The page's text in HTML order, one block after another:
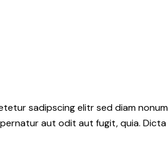
sadipscing elitr sed diam
aut odit aut fugit, quia.